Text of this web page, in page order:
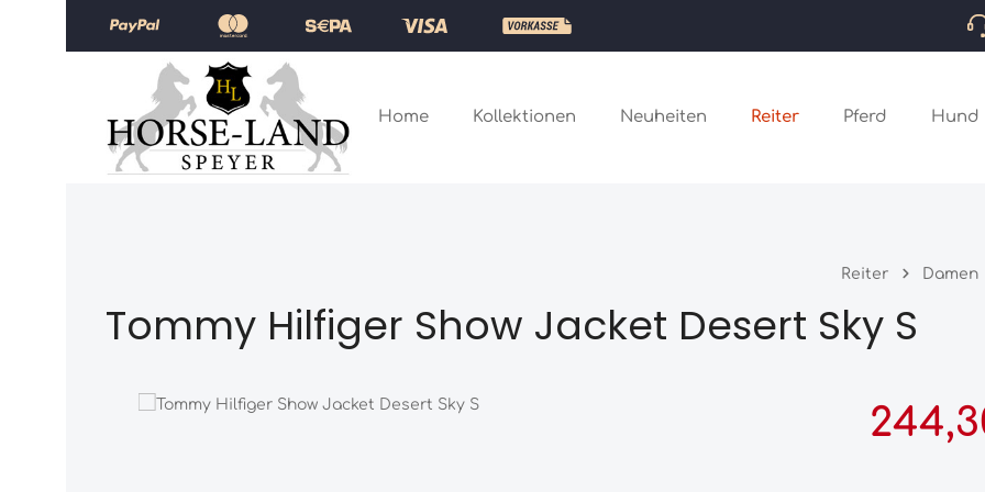
Zum Hauptinhalt springen
Zur Hauptnavigation springen
Home Kollektionen Neuheiten Reiter Pferd Hund
Reiter Damen
Tommy Hilfiger Show Jacket Desert Sky S
Bildergalerie überspringen Verkaufspreis: